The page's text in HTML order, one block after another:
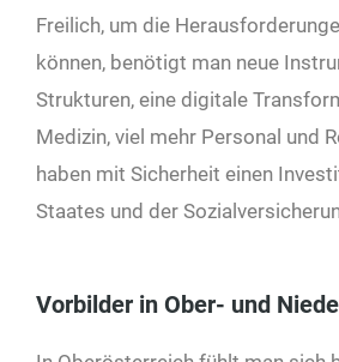
Freilich, um die
können, benötigt man neue
Strukturen, eine digitale
Medizin, viel mehr Personal und
haben mit Sicherheit einen
Staates und der
Vorbilder in Ober- und